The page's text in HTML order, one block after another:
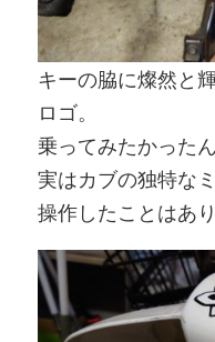
キーの脇に燦然と
ロゴ。
乗ってみたかった
実はカブの独特な
操作したことはあ